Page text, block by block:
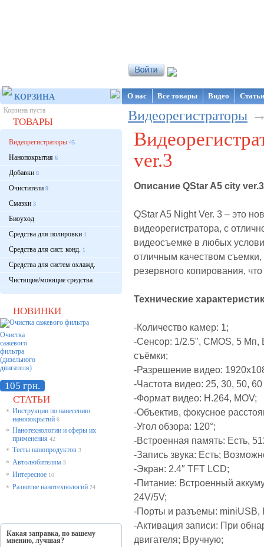
КОРЗИНА
Корзина пуста
ТОВАРЫ
Видеорегистраторы 45
Нанопокрытия 6
Добавки 8
Очистители 9
Смазки 3
Биоуход
Средства для полировки 1
Средства для сист. конд. 1
Средства для систем охлажд.
Чистящие/моющие средства
НОВИНКИ
Очистка
сажевого
фильтра
(дизельного
двигателя)
105 грн.
СТАТЬИ
* Инструкции по нанесению
нанопокрытий 6
* Нанотехнологии и сферы их
применения 42
* Тесты нанопродуктов 3
* Автолюбителям 3
* Интересное 10
* Развитие нанотехнологий 24
Какая заправка, по вашему
мнению, лучшая?
О нас Все товары Видео
Видеорегистраторы
ver.3
Описание QStar A5 city
QStar A5 Night Ver. 3 – это
видеорегистратора, с
видеосъемке в любых
отличным качеством
резервного копирования,
Технические
-Количество камер: 1;
-Сенсор: 1/2.5", CMOS, 5 Мп,
съёмки;
-Разрешение видео:
-Частота видео: 25, 30, 50, 60
-Формат видео: H.264, MOV;
-Объектив, фокусное
-Угол обзора: 120°;
-Встроенная память: Есть,
-Запись звука: Есть;
-Экран: 2.4″ TFT LCD;
-Питание: Встроенный
24V/5V;
-Порты и разъемы: miniUSB,
-Активация записи: При
двигателя; Вручную;